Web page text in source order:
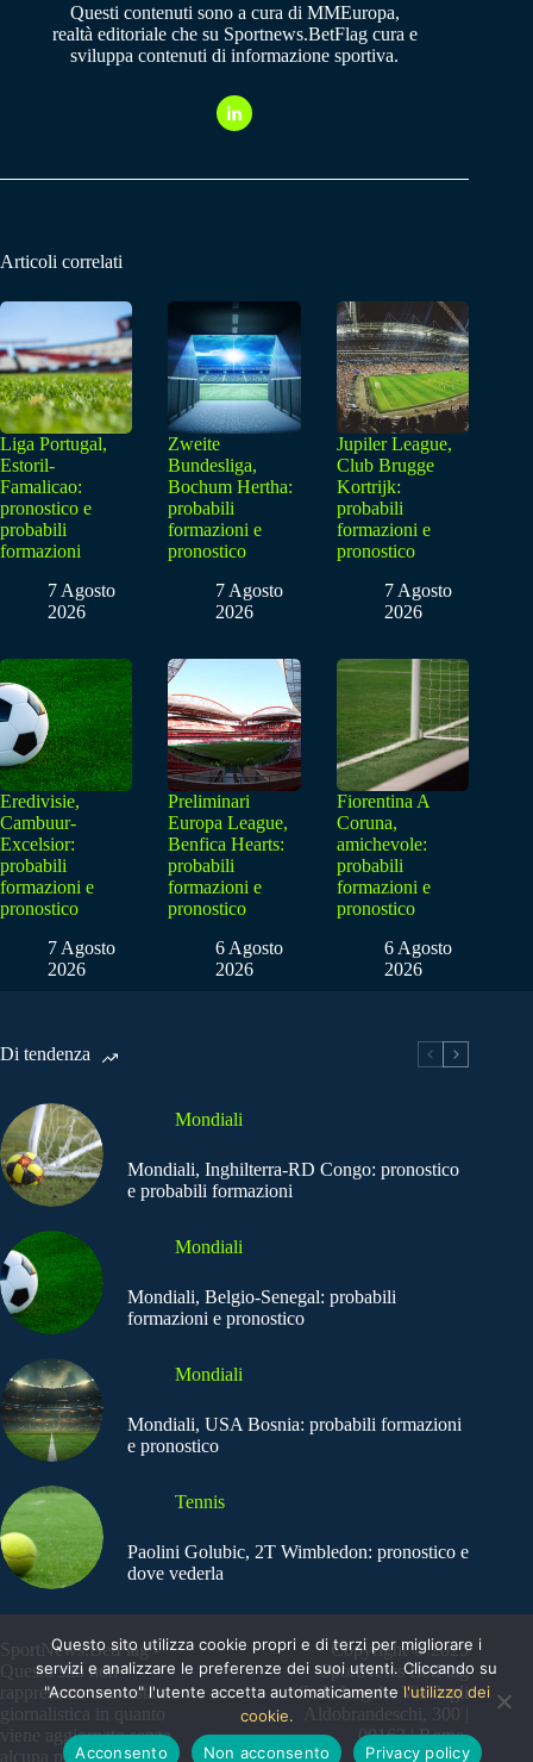
Questi contenuti sono a cura di MMEuropa,
realtà editoriale che su Sportnews.BetFlag cura e
sviluppa contenuti di informazione sportiva.
Articoli correlati
Liga Portugal,
Estoril-
Famalicao:
pronostico e
probabili
formazioni
7 Agosto
2026
Zweite
Bundesliga,
Bochum Hertha:
probabili
formazioni e
pronostico
7 Agosto
2026
Jupiler League,
Club Brugge
Kortrijk:
probabili
formazioni e
pronostico
7 Agosto
2026
Eredivisie,
Cambuur-
Excelsior:
probabili
formazioni e
pronostico
7 Agosto
2026
Preliminari
Europa League,
Benfica Hearts:
probabili
formazioni e
pronostico
6 Agosto
2026
Fiorentina A
Coruna,
amichevole:
probabili
formazioni e
pronostico
6 Agosto
2026
Di tendenza
Mondiali
Mondiali, Inghilterra-RD Congo: pronostico
e probabili formazioni
Mondiali
Mondiali, Belgio-Senegal: probabili
formazioni e pronostico
Mondiali
Mondiali, USA Bosnia: probabili formazioni
e pronostico
Tennis
Paolini Golubic, 2T Wimbledon: pronostico e
dove vederla
SportNews.BetFlag -
Questo sito non
rappresenta una testata
giornalistica in quanto
viene aggiornato senza
alcuna periodicità
Copyright © 2025
SportNews BetFlag
Sede Legale: Via degli
Aldobrandeschi, 300 |
00163 | Roma
Questo sito utilizza cookie propri e di terzi per migliorare i
servizi e analizzare le preferenze dei suoi utenti. Cliccando su
"Acconsento" l'utente accetta automaticamente l'utilizzo dei
cookie.
Acconsento
Non acconsento Privacy policy